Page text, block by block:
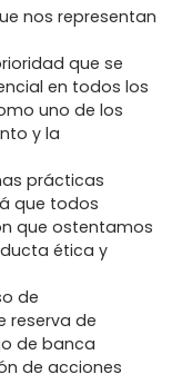
nos representan
que se
en todos los
uno de los
y la
prácticas
que todos
que ostentamos
ética y
de
reserva de
de banca
de acciones